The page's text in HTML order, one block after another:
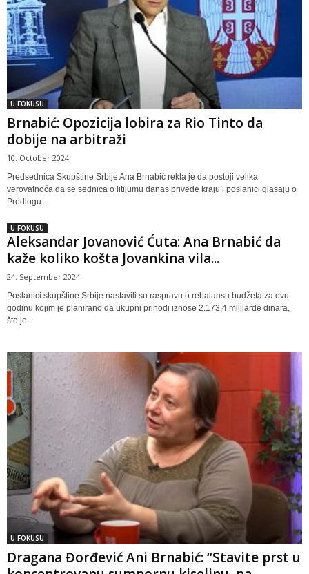
U FOKUSU
Brnabić: Opozicija lobira za Rio Tinto da
dobije na arbitraži
10. October 2024.
Predsednica Skupštine Srbije Ana Brnabić rekla je da postoji velika
verovatnoća da se sednica o litijumu danas privede kraju i poslanici glasaju o
Predlogu...
U FOKUSU
Aleksandar Jovanović Ćuta: Ana Brnabić da
kaže koliko košta Jovankina vila...
24. September 2024.
Poslanici skupštine Srbije nastavili su raspravu o rebalansu budžeta za ovu
godinu kojim je planirano da ukupni prihodi iznose 2.173,4 milijarde dinara,
što je...
U FOKUSU
Dragana Đorđević Ani Brnabić: “Stavite prst u